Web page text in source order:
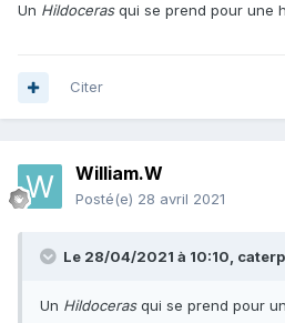
Un Hildocerasqui se prend pour une
Citer
William.W
Posté(e) 28 avril 2021
Le 28/04/2021 à 10:10,
Un Hildocerasqui se prend pour